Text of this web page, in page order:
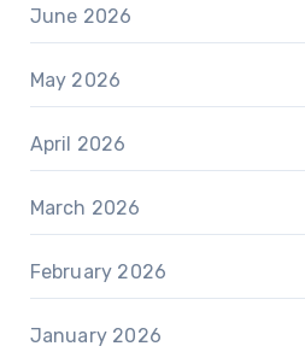
June 2026
May 2026
April 2026
March 2026
February 2026
January 2026